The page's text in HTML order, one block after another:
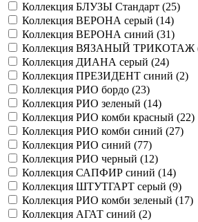
Коллекция БЛУЗЫ Стандарт (25)
Коллекция ВЕРОНА серый (14)
Коллекция ВЕРОНА синий (31)
Коллекция ВЯЗАНЫЙ ТРИКОТАЖ
Коллекция ДИАНА серый (24)
Коллекция ПРЕЗИДЕНТ синий (2)
Коллекция РИО бордо (23)
Коллекция РИО зеленый (14)
Коллекция РИО комби красный (22)
Коллекция РИО комби синий (27)
Коллекция РИО синий (77)
Коллекция РИО черный (12)
Коллекция САПФИР синий (14)
Коллекция ШТУТГАРТ серый (9)
Коллекция РИО комби зеленый (17)
Коллекция АГАТ синий (2)